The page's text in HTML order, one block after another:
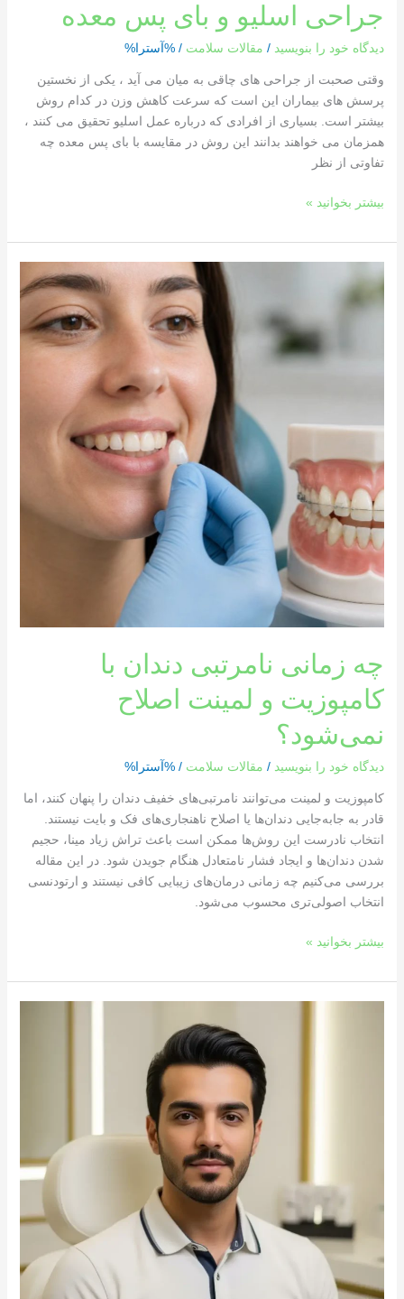
جراحی اسلیو و بای پس معده
دیدگاه‌ خود را بنویسید / مقالات سلامت / %آسترا%
وقتی صحبت از جراحی های چاقی به میان می آید ، یکی از نخستین
پرسش های بیماران این است که سرعت کاهش وزن در کدام روش
بیشتر است. بسیاری از افرادی که درباره عمل اسلیو تحقیق می کنند ،
همزمان می خواهند بدانند این روش در مقایسه با بای پس معده چه
تفاوتی از نظر
بیشتر بخوانید »
چه زمانی نامرتبی دندان با
کامپوزیت و لمینت اصلاح
نمی‌شود؟
دیدگاه‌ خود را بنویسید / مقالات سلامت / %آسترا%
کامپوزیت و لمینت می‌توانند نامرتبی‌های خفیف دندان را پنهان کنند، اما
قادر به جابه‌جایی دندان‌ها یا اصلاح ناهنجاری‌های فک و بایت نیستند.
انتخاب نادرست این روش‌ها ممکن است باعث تراش زیاد مینا، حجیم
شدن دندان‌ها و ایجاد فشار نامتعادل هنگام جویدن شود. در این مقاله
بررسی می‌کنیم چه زمانی درمان‌های زیبایی کافی نیستند و ارتودنسی
انتخاب اصولی‌تری محسوب می‌شود.
چه
زمانی
نامرتبی
نمی‌شود؟
بیشتر بخوانید »
خدمات
زیبایی
آقایان